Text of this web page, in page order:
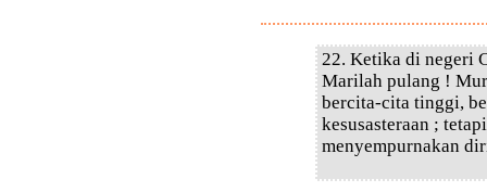
22. Ketika di negeri
Marilah pulang !
bercita-cita tinggi,
kesusasteraan ;
menyempurnakan